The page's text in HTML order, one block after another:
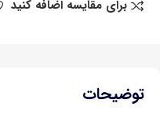
برای مقایسه اضافه کنید
توضیحات